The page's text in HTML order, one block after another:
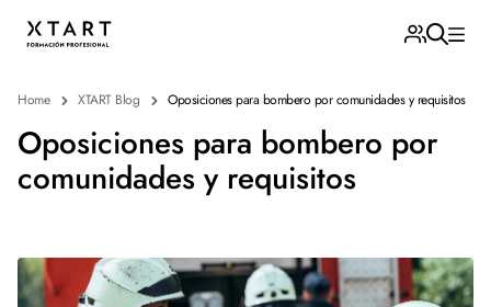
Home XTART Blog Oposiciones para bombero por comunidades y requisitos
Oposiciones para bombero por
comunidades y requisitos